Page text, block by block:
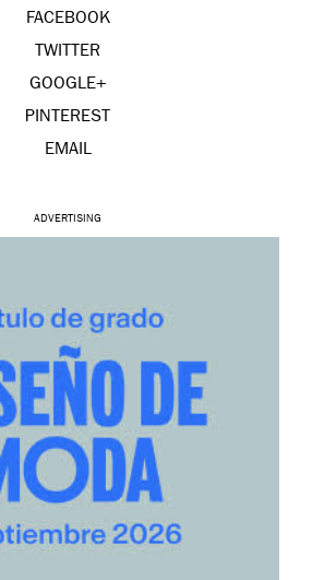
FACEBOOK
TWITTER
GOOGLE+
PINTEREST
EMAIL
ADVERTISING